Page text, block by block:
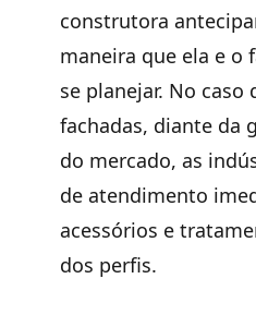
construtora
maneira que ela e o
se planejar. No caso
fachadas, diante da
do mercado, as
de atendimento
acessórios e
dos perfis.